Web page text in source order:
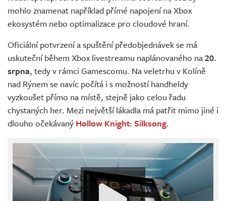
mohlo znamenat například přímé napojení na Xbox
ekosystém nebo optimalizace pro cloudové hraní.
Oficiální potvrzení a spuštění předobjednávek se má
uskuteční během Xbox livestreamu naplánovaného na20.
srpna, tedy v rámci Gamescomu. Na veletrhu v Kolíně
nad Rýnem se navíc počítá i s možností handheldy
vyzkoušet přímo na místě, stejně jako celou řadu
chystaných her. Mezi největší lákadla má patřit mimo jiné i
dlouho očekávaný Hollow Knight: Silksong.